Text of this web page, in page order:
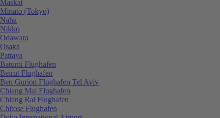
Maskat
Minato (Tokyo)
Naha
Nikko
Odawara
Osaka
Pattaya
Batumi Flughafen
Beirut Flughafen
Ben Gurion Flughafen Tel Aviv
Chiang Mai Flughafen
Chiang Rai Flughafen
Chitose Flughafen